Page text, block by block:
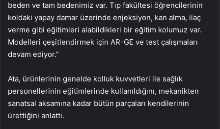
beden ve tam bedenimiz var. Tıp fakültesi öğrencilerinin
koldaki yapay damar üzerinde enjeksiyon, kan alma, ilaç
verme gibi eğitimleri alabildikleri bir eğitim kolumuz var.
Modelleri çeşitlendirmek için AR-GE ve test çalışmaları
devam ediyor.”
Ata, ürünlerinin genelde kolluk kuvvetleri ile sağlık
personellerinin eğitimlerinde kullanıldığını, mekanikten
sanatsal aksamına kadar bütün parçaları kendilerinin
ürettiğini anlattı.